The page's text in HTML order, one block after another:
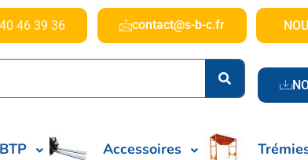
46 39 36 contact@s-b-c.fr
BTP Accessoires